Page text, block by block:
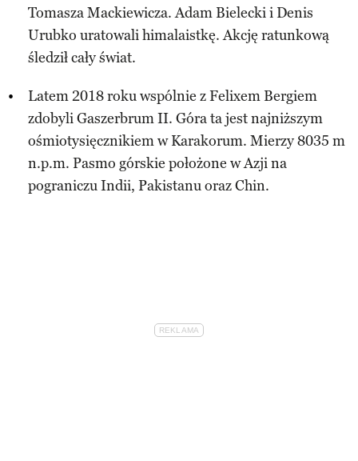
Tomasza Mackiewicza. Adam Bielecki i Denis
Urubko uratowali himalaistkę. Akcję ratunkową
śledził cały świat.
Latem 2018 roku wspólnie z Felixem Bergiem
zdobyli Gaszerbrum II. Góra ta jest najniższym
ośmiotysięcznikiem w Karakorum. Mierzy 8035 m
n.p.m. Pasmo górskie położone w Azji na
pograniczu Indii, Pakistanu oraz Chin.